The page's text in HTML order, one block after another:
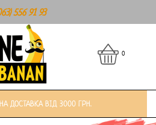
556 91 93
0
ДОСТАВКА ВІД 3000 ГРН.